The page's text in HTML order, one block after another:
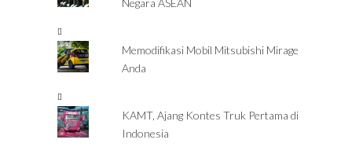
Negara ASEAN
Memodifikasi Mobil Mitsubishi Mirage
Anda
KAMT, Ajang Kontes Truk Pertama di
Indonesia